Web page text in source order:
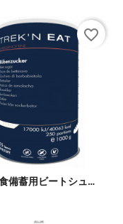
非常食備蓄用ビートシュガー
favorite_border